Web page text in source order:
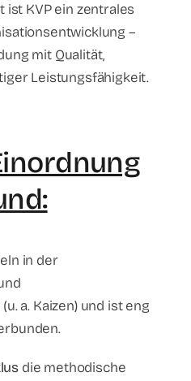
ist KVP ein zentrales
–
mit Qualität,
Leistungsfähigkeit.
in der
a. Kaizen) und ist eng
die methodische